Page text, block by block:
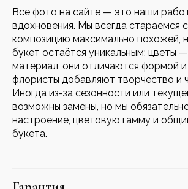
Все фото на сайте — это наши
вдохновения. Мы всегда стараемся
композицию максимально похожей,
букет остаётся уникальным: цветы
материал, они отличаются формой
флористы добавляют творчество и
Иногда из-за сезонности или
возможны замены, но мы
настроение, цветовую гамму и
букета.